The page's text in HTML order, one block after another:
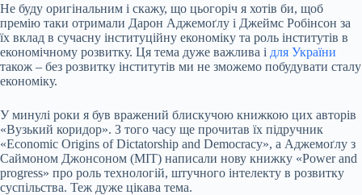
Не буду оригінальним і скажу, що цьогоріч я хотів би, щоб
премію таки отримали Дарон Аджемоґлу і Джеймс Робінсон за
їх вклад в сучасну інституційну економіку та роль інститутів в
економічному розвитку. Ця тема дуже важлива і для України
також – без розвитку інститутів ми не зможемо побудувати сталу
економіку.
У минулі роки я був вражений блискучою книжкою цих авторів
«Вузький коридор». З того часу ще прочитав їх підручник
«Economic Origins of Dictatorship and Democracy», а Аджемоґлу з
Саймоном Джонсоном (MIT) написали нову книжку «Power and
progress» про роль технологій, штучного інтелекту в розвитку
суспільства. Теж дуже цікава тема.